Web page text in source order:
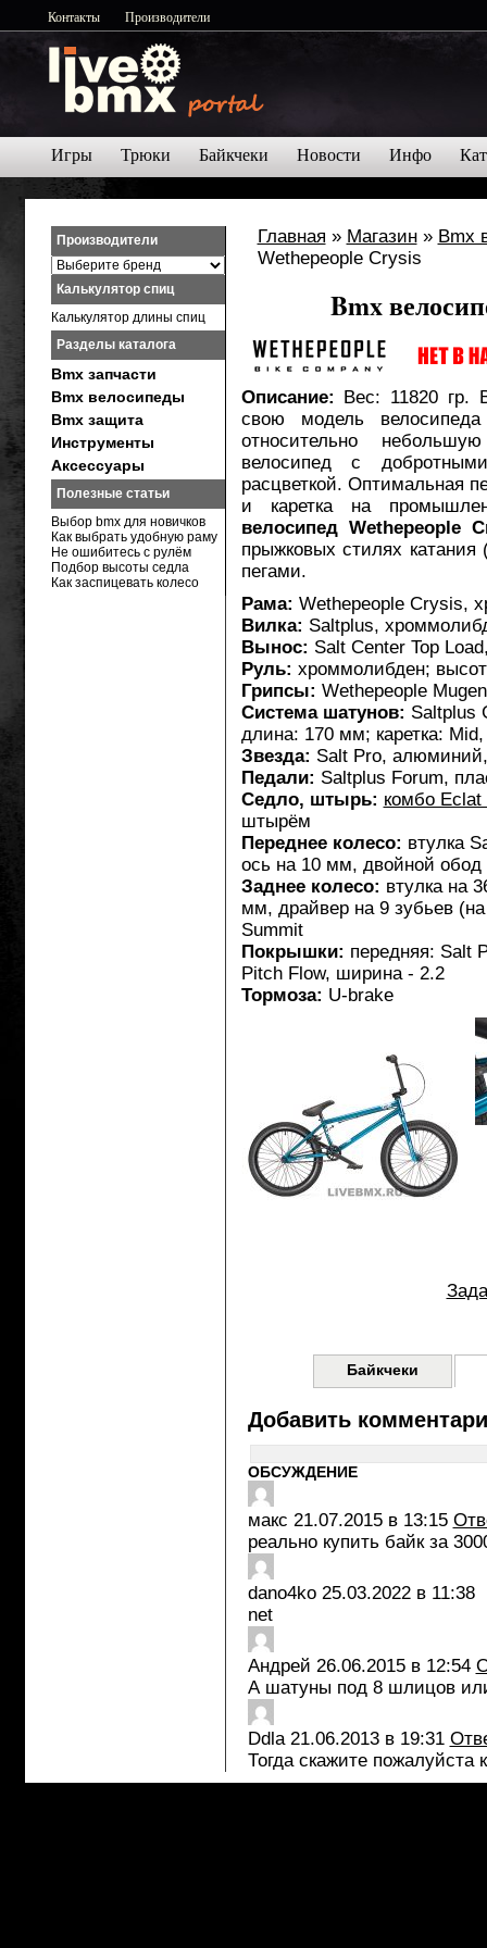
Контакты Производители
Игры Трюки Байкчеки Новости Инфо
Главная » Магазин» Bmx
Wethepeople Crysis
Bmx
Описание: Вес: 11820 гр.
свою модель
относительно
велосипед с
расцветкой. Оптимальная
и каретка на
велосипед Wethepeople
прыжковых стилях
пегами.
Рама: Wethepeople Crysis,
Вилка: Saltplus,
Вынос: Salt Center Top
Руль: хроммолибден;
Грипсы: Wethepeople Mugen
Система шатунов: Saltplus
длина: 170 мм; каретка:
Звезда: Salt Pro,
Педали: Saltplus Forum,
Седло, штырь: комбо Eclat
штырём
Переднее колесо: втулка
ось на 10 мм, двойной обод
Заднее колесо: втулка на
мм, драйвер на 9 зубьев
Summit
Покрышки: передняя: Salt
Pitch Flow, ширина - 2.2
Тормоза: U-brake
Байкчеки
Добавить
ОБСУЖДЕНИЕ
макс 21.07.2015 в 13:15
реально купить байк за
dano4ko 25.03.2022 в 11:38
net
Андрей 26.06.2015 в 12:54
А шатуны под 8 шлицов
Ddla 21.06.2013 в 19:31
Тогда скажите пожалуйста
Производители
Калькулятор спиц
Калькулятор длины спиц
Разделы каталога
Bmx запчасти
Bmx велосипеды
Bmx защита
Инструменты
Аксессуары
Полезные статьи
Выбор bmx для новичков
Как выбрать удобную раму
Не ошибитесь с рулём
Подбор высоты седла
Как заспицевать колесо